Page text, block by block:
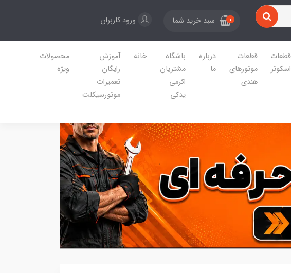
0 سبد خرید شما ورود کاربران
قطعات
اسکوتر
قطعات
موتورهای
هندی
درباره
ما
باشگاه
مشتریان
اکرمی
یدکی
خانه
آموزش
رایگان
تعمیرات
موتورسیکلت
محصولات
ویژه